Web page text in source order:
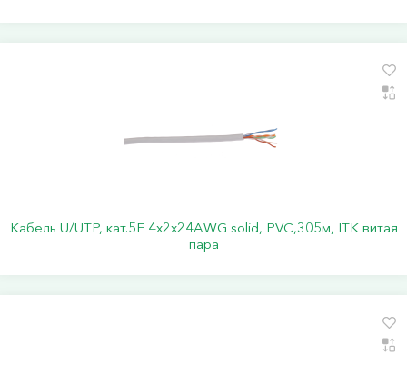
Кабель U/UTP, кат.5Е 4х2х24АWG solid, PVC,305м, ITK витая
пара